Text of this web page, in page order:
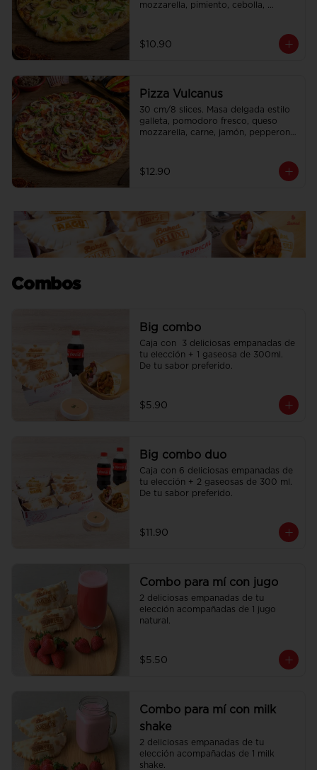
mozzarella, pimiento, cebolla,
$10.90
Pizza Vulcanus
30 cm/8 slices. Masa delgada estilo
galleta, pomodoro fresco, queso
mozzarella, carne, jamón, pepperoni
$12.90
Combos
Big combo
Caja con  3 deliciosas empanadas de
tu elección + 1 gaseosa de 300ml.
De tu sabor preferido.
$5.90
Big combo duo
Caja con 6 deliciosas empanadas de
tu elección + 2 gaseosas de 300 ml.
De tu sabor preferido.
$11.90
Combo para mí con jugo
2 deliciosas empanadas de tu
elección acompañadas de 1 jugo
natural.
$5.50
Combo para mí con milk
shake
2 deliciosas empanadas de tu
elección acompañadas de 1 milk
shake.